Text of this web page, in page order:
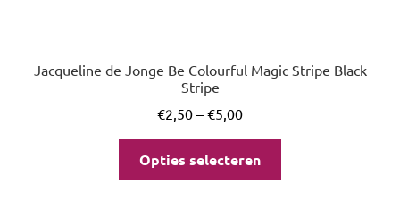
Jacqueline de Jonge Be Colourful Magic Stripe Black
Stripe
€2,50 – €5,00
Opties selecteren